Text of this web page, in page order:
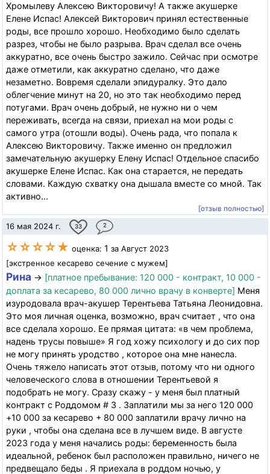
Хромылеву Алексею Викторовичу! А также акушерке
Елене Испас! Алексей Викторович принял естественные
роды, все прошло хорошо. Необходимо было сделать
разрез, чтобы не было разрыва. Врач сделал все очень
аккуратно, все очень быстро зажило. Сейчас при осмотре
даже отметили, как аккуратно сделано, что даже
незаметно. Вовремя сделали эпидуралку. Это дало
облегчение минут на 20, но это так необходимо перед
потугами. Врач очень добрый, не нужно ни о чем
переживать, всегда на связи, приехал на мои роды с
самого утра (отошли воды). Очень рада, что попала к
Алексею Викторовичу. Также именно он предложил
замечательную акушерку Елену Испас! Отдельное спасибо
акушерке Елене Испас. Как она старается, не передать
словами. Каждую схватку она дышала вместе со мной. Так
активно...
[отзыв полностью]
16 мая 2024 г. 33 2
☆☆☆☆★ оценка: 1 за Август 2023
[экстренное кесарево сечение с мужем]
Рина → [платное пребывание: 120 000 - контракт, 10 000 -
доплата за кесарево, 80 000 лично врачу в конверте] Меня
изуродовала врач-акушер Терентьева Татьяна Леонидовна.
Это моя личная оценка, возможно, врач считает , что она
все сделала хорошо. Ее прямая цитата: «в чем проблема,
надень трусы повыше» Я год хожу психологу и до сих пор
не могу принять уродство , которое она мне нанесла.
Очень тяжело написать этот отзыв, потому что ни одного
человеческого слова в отношении Терентьевой я
подобрать не могу. Сразу скажу - у меня был платный
контракт с Роддомом # 3 . Заплатили мы за него 120 000
+10 000 за кесарево + 80 000 заплатили врачу лично на
руки , чтобы она сделана все в лучшем виде. В августе
2023 года у меня начались роды: беременность была
идеальной, ребенок был расположен правильно, ничего не
предвещало беды . Я приехала в роддом ночью, у